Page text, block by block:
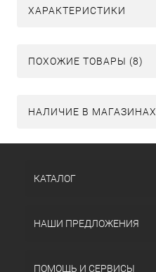
ХАРАКТЕРИСТИКИ
ПОХОЖИЕ ТОВАРЫ (8)
НАЛИЧИЕ В МАГАЗИНАХ
КАТАЛОГ
НАШИ ПРЕДЛОЖЕНИЯ
ПОМОЩЬ И СЕРВИСЫ